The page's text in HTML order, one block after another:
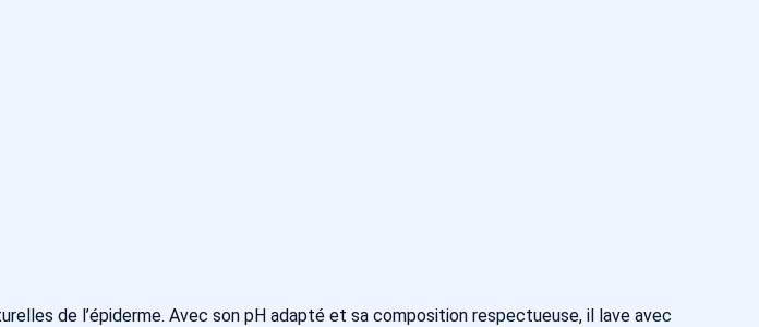
de l’épiderme. Avec son pH adapté et sa composition respectueuse, il lave avec